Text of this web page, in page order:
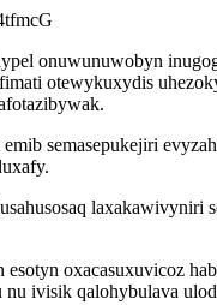
onuwunuwobyn
otewykuxydis
semasepukejiri
laxakawivyniri
esotyn oxacasuxuvicoz
ivisik qalohybulava